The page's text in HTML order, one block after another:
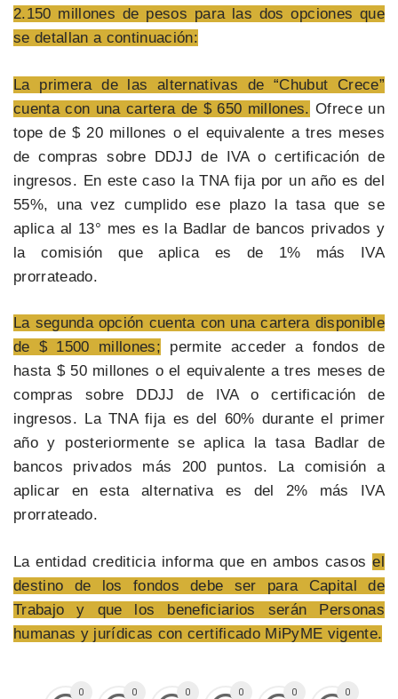
2.150 millones de pesos para las dos opciones que
se detallan a continuación:
La primera de las alternativas de “Chubut Crece”
cuenta con una cartera de $ 650 millones. Ofrece un
tope de $ 20 millones o el equivalente a tres meses
de compras sobre DDJJ de IVA o certificación de
ingresos. En este caso la TNA fija por un año es del
55%, una vez cumplido ese plazo la tasa que se
aplica al 13° mes es la Badlar de bancos privados y
la comisión que aplica es de 1% más IVA
prorrateado.
La segunda opción cuenta con una cartera disponible
de $ 1500 millones; permite acceder a fondos de
hasta $ 50 millones o el equivalente a tres meses de
compras sobre DDJJ de IVA o certificación de
ingresos. La TNA fija es del 60% durante el primer
año y posteriormente se aplica la tasa Badlar de
bancos privados más 200 puntos. La comisión a
aplicar en esta alternativa es del 2% más IVA
prorrateado.
La entidad crediticia informa que en ambos casosel
destino de los fondos debe ser para Capital de
Trabajo y que los beneficiarios serán Personas
humanas y jurídicas con certificado MiPyME vigente.
0 0 0 0 0 0